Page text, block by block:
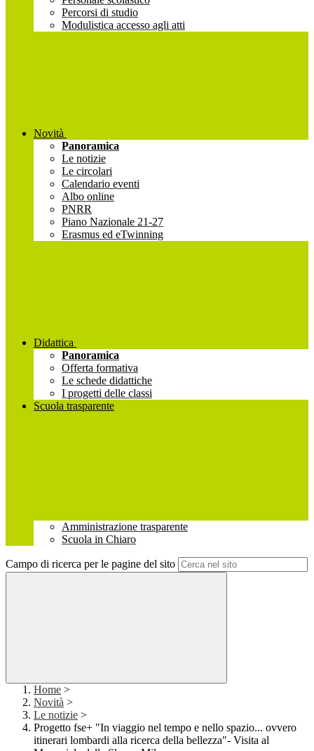
Percorsi di studio
Modulistica accesso agli atti
Novità
Panoramica
Le notizie
Le circolari
Calendario eventi
Albo online
PNRR
Piano Nazionale 21-27
Erasmus ed eTwinning
Didattica
Panoramica
Offerta formativa
Le schede didattiche
I progetti delle classi
Scuola trasparente
Amministrazione trasparente
Scuola in Chiaro
Campo di ricerca per le pagine del sito
Home >
Novità >
Le notizie >
Progetto fse+ "In viaggio nel tempo e nello spazio... ovvero
itinerari lombardi alla ricerca della bellezza"- Visita al